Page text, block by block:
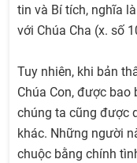
tin và Bí tích, nghĩa
với Chúa Cha (x. số
Tuy nhiên, khi bản
Chúa Con, được bao
chúng ta cũng được
khác. Những người
chuộc bằng chính